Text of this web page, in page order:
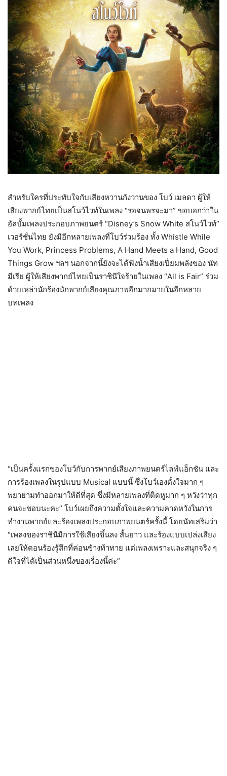
สำหรับใครที่ประทับใจกับเสียงหวานกังวานของ โบว์ เมลดา ผู้ให้
เสียงพากย์ไทยเป็นสโนว์ไวท์ในเพลง “รอจนพรจะมา” ขอบอกว่าใน
อัลบั้มเพลงประกอบภาพยนตร์ “Disney’s Snow White สโนว์ไวท์”
เวอร์ชั่นไทย ยังมีอีกหลายเพลงที่โบว์ร่วมร้อง ทั้ง Whistle While
You Work, Princess Problems, A Hand Meets a Hand, Good
Things Grow ฯลฯ นอกจากนี้ยังจะได้ฟังน้ำเสียงเปี่ยมพลังของ นัท
มีเรีย ผู้ให้เสียงพากย์ไทยเป็นราชินีใจร้ายในเพลง “All is Fair” ร่วม
ด้วยเหล่านักร้องนักพากย์เสียงคุณภาพอีกมากมายในอีกหลาย
บทเพลง
“เป็นครั้งแรกของโบว์กับการพากย์เสียงภาพยนตร์ไลฟ์แอ็กชัน และ
การร้องเพลงในรูปแบบ Musical แบบนี้ ซึ่งโบว์เองตั้งใจมาก ๆ
พยายามทำออกมาให้ดีที่สุด ซึ่งมีหลายเพลงที่ติดหูมาก ๆ หวังว่าทุก
คนจะชอบนะคะ” โบว์เผยถึงความตั้งใจและความคาดหวังในการ
ทำงานพากย์และร้องเพลงประกอบภาพยนตร์ครั้งนี้ โดยนัทเสริมว่า
“เพลงของราชินีมีการใช้เสียงขึ้นลง สั้นยาว และร้องแบบเปล่งเสียง
เลยให้ตอนร้องรู้สึกที่ค่อนข้างท้าทาย แต่เพลงเพราะและสนุกจริง ๆ
ดีใจที่ได้เป็นส่วนหนึ่งของเรื่องนี้ค่ะ”